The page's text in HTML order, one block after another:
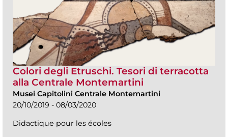
Colori degli Etruschi. Tesori di terracotta
alla Centrale Montemartini
Musei Capitolini Centrale Montemartini
20/10/2019 - 08/03/2020
Didactique pour les écoles